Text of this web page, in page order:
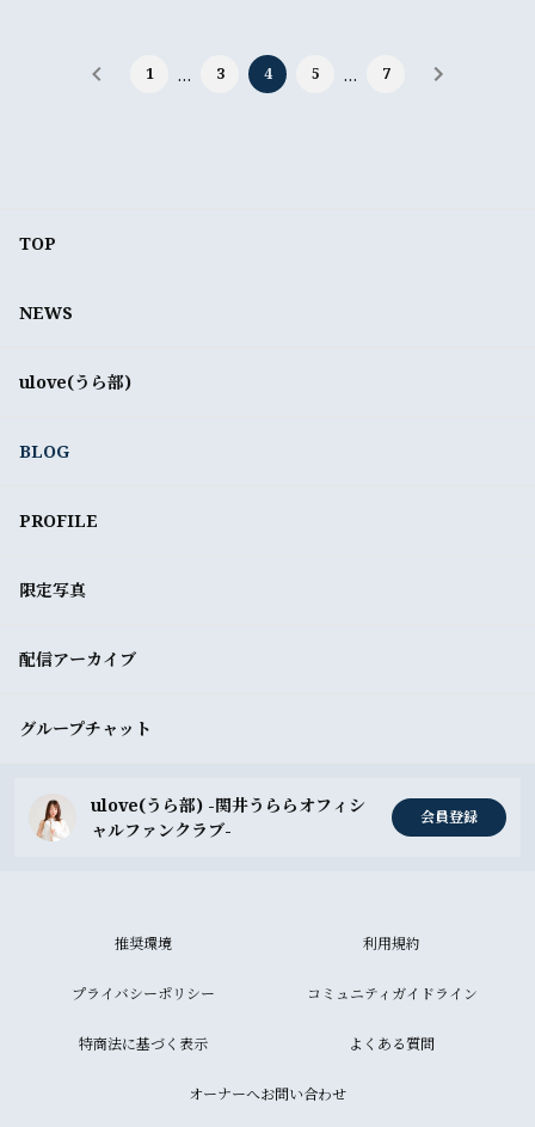
1 … 3 4 5 … 7
TOP
NEWS
ulove(うら部)
BLOG
PROFILE
限定写真
配信アーカイブ
グループチャット
ulove(うら部) -関井うららオフィシ
ャルファンクラブ-
会員登録
推奨環境 利用規約
プライバシーポリシー コミュニティガイドライン
特商法に基づく表示 よくある質問
オーナーへお問い合わせ